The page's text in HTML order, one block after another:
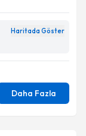
belirtilen
Haritada Göster
Daha Fazla